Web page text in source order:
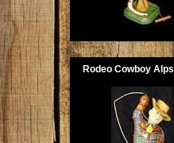
Rodeo Cowboy Alps